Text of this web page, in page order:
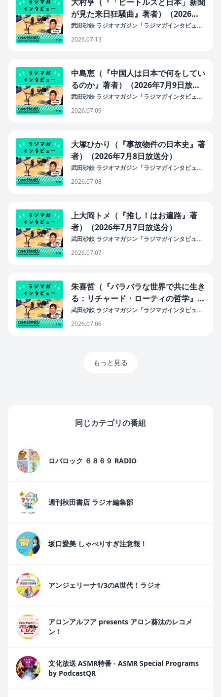
が見た来日狂騒曲』著者）（2026年7
月13日放送分）
武田砂鉄 ラジオマガジン「ラジマガインタビュ
2026.07.13
中島恵（『中国人は日本で何をしてい
るのか』著者）（2026年7月9日放送
分）
武田砂鉄 ラジオマガジン「ラジマガインタビュ
2026.07.09
大塚ひかり（『事故物件の日本史』著
者）（2026年7月8日放送分）
武田砂鉄 ラジオマガジン「ラジマガインタビュ
2026.07.08
上大岡トメ（『推し！はお遍路』著
者）（2026年7月7日放送分）
武田砂鉄 ラジオマガジン「ラジマガインタビュ
2026.07.07
朱喜哲（『バラバラな世界で共に生き
る：リチャード・ローティの哲学』著
者）（2026年7月6日放送分）
武田砂鉄 ラジオマガジン「ラジマガインタビュ
2026.07.06
もっと見る
同じカテゴリの番組
ロバロック ６８６９ RADIO
週刊秋田書店 ラジオ編集部
坂口愛美 しゃべりすぎ注意報！
アンジェリーナ1/3のA世代！ラジオ
アロンアルフア presents アロン葵汰のレコメ
ン！
文化放送 ASMR特番 - ASMR Special Programs
by PodcastQR